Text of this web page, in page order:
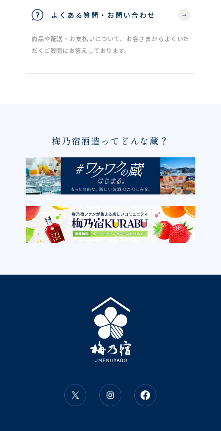
よくある質問・お問い合わせ
商品や配送・お支払いについて、お客さまからよくいた
だくご質問にお答えしております。
梅乃宿酒造ってどんな蔵？